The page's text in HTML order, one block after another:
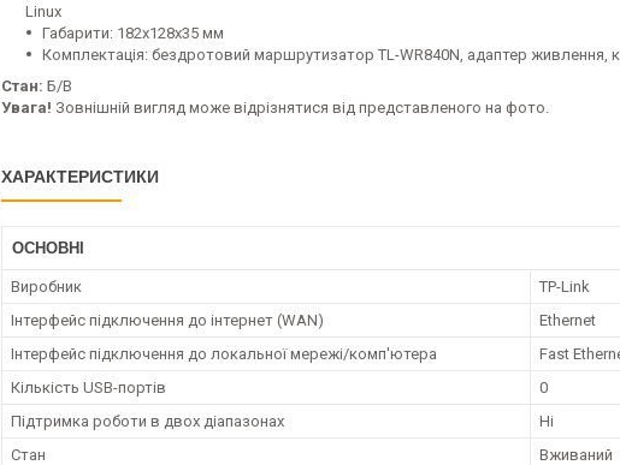
Linux
Габарити: 182x128x35 мм
Комплектація: бездротовий маршрутизатор TL-WR840N, адаптер живлення,
Стан: Б/В
Увага! Зовнішній вигляд може відрізнятися від представленого на фото.
ХАРАКТЕРИСТИКИ
ОСНОВНІ
Виробник
TP-Link
Інтерфейс підключення до інтернет (WAN)
Ethernet
Інтерфейс підключення до локальної мережі/комп'ютера
Fast
Кількість USB-портів
0
Підтримка роботи в двох діапазонах
Ні
Стан
Вживаний